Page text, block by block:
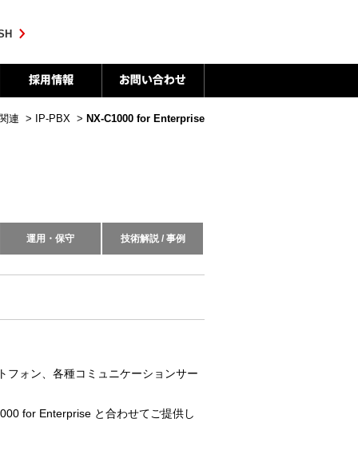
連 > IP-PBX > NX-C1000 for Enterprise
運用・保守 技術解説 / 事例
フォン、各種コミュニケーションサー
for Enterprise と合わせてご提供し